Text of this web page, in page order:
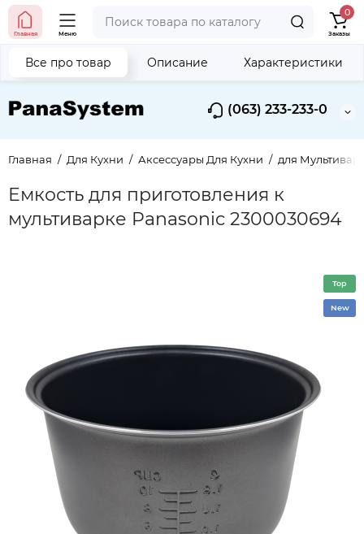
(063) 233-233-0
Главная Меню
0
Заказы
Главная Для Кухни Аксессуары Для Кухни для
Емкость для приготовления к
мультиварке Panasonic 2300030694
Все про товар Описание Характеристики
Top
New